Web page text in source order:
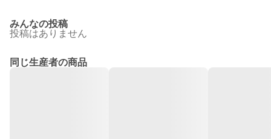
みんなの投稿
投稿はありません
同じ生産者の商品